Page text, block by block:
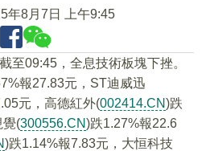
年8月7日 上午9:45
至09:45，全息技術板塊下挫。
報27.83元，ST迪威迅
元，高德紅外(002414.CN)跌
覺(300556.CN)跌1.27%報22.6
)跌1.14%報7.83元，大恒科技